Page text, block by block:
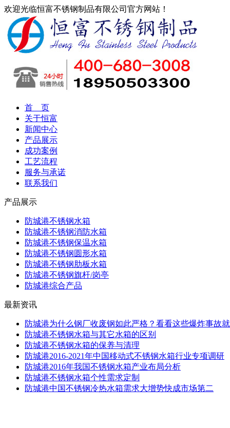
欢迎光临恒富不锈钢制品有限公司官方网站！
首 页
关于恒富
新闻中心
产品展示
成功案例
工艺流程
服务与承诺
联系我们
产品展示
防城港不锈钢水箱
防城港不锈钢消防水箱
防城港不锈钢保温水箱
防城港不锈钢圆形水箱
防城港不锈钢肋板水箱
防城港不锈钢旗杆/岗亭
防城港综合产品
最新资讯
防城港为什么钢厂收废钢如此严格？看看这些爆炸事故
防城港不锈钢水箱与其它水箱的区别
防城港不锈钢水箱的保养与清理
防城港2016-2021年中国移动式不锈钢水箱行业专项调研
防城港2016年我国不锈钢水箱产业布局分析
防城港不锈钢水箱个性需求定制
防城港中国不锈钢冷热水箱需求大增势快成市场第二